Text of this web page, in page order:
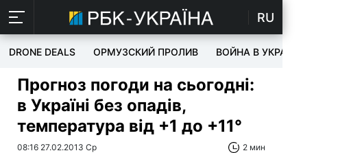
RU
DRONE DEALS ОРМУЗСКИЙ ПРОЛИВ ВОЙНА В УКРАИНЕ
Прогноз погоди на сьогодні:
в Україні без опадів,
температура від +1 до +11°
08:16 27.02.2013 Ср 2 мин